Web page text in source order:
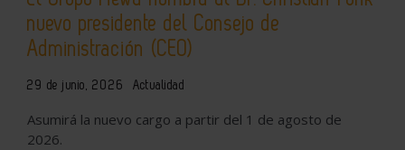
nuevo presidente del Consejo de
Administración (CEO)
29 de junio, 2026 Actualidad
Asumirá la nuevo cargo a partir del 1 de agosto de
2026.